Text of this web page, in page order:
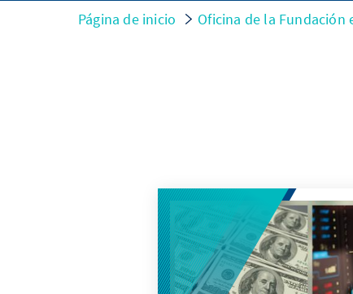
Página de inicio Oficina de la Fundación